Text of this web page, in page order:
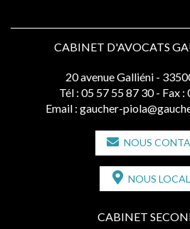
CABINET D'AVOCATS
20 avenue Galliéni -
Tél : 05 57 55 87 30 - Fax :
Email : gaucher-
NOUS
NOUS
CABINET